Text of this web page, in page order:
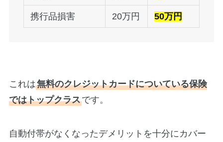
携行品損害 20万円 50万円
これは無料のクレジットカードについている保険
ではトップクラスです。
自動付帯がなくなったデメリットを十分にカバー